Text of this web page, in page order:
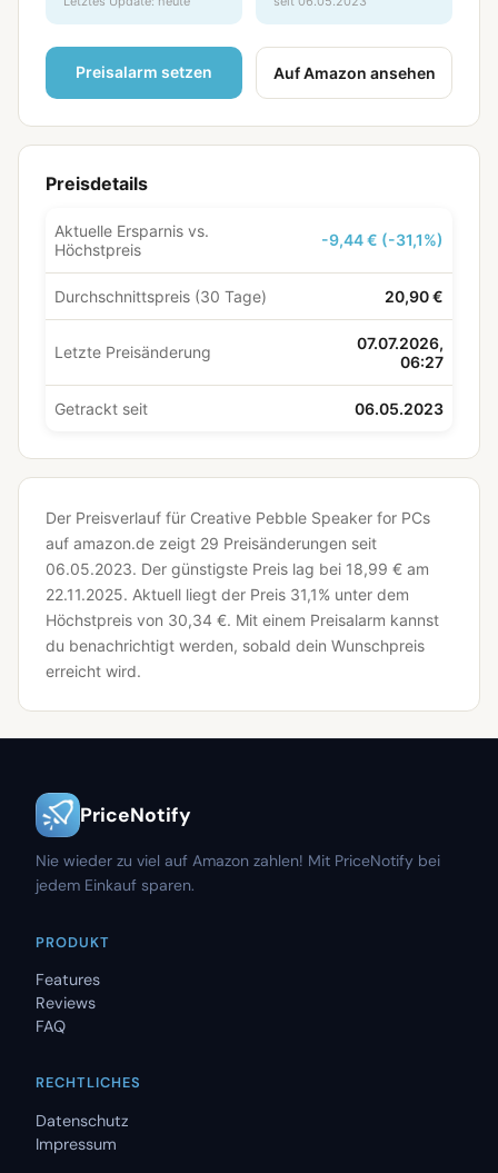
Preisalarm setzen Auf Amazon ansehen
Preisdetails
Aktuelle Ersparnis vs.
Höchstpreis
-9,44 € (-31,1%)
Durchschnittspreis (30 Tage) 20,90 €
Letzte Preisänderung
07.07.2026,
06:27
Getrackt seit 06.05.2023
Der Preisverlauf für Creative Pebble Speaker for PCs
auf amazon.de zeigt 29 Preisänderungen seit
06.05.2023. Der günstigste Preis lag bei 18,99 € am
22.11.2025. Aktuell liegt der Preis 31,1% unter dem
Höchstpreis von 30,34 €. Mit einem Preisalarm kannst
du benachrichtigt werden, sobald dein Wunschpreis
erreicht wird.
PriceNotify
Nie wieder zu viel auf Amazon zahlen! Mit PriceNotify bei
jedem Einkauf sparen.
PRODUKT
Features
Reviews
FAQ
RECHTLICHES
Datenschutz
Impressum